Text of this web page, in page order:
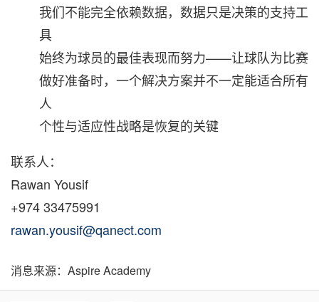
我们不能完全依赖数据，数据只是决策的支持工
具
始终为球员的最佳表现而努力——让球队为比赛
做好准备时，一个解决方案并不一定能适合所有
人
个性与适应性战略是恢复的关键
联系人：
Rawan Yousif
+974 33475991
rawan.yousif@qanect.com
消息来源：Aspire Academy